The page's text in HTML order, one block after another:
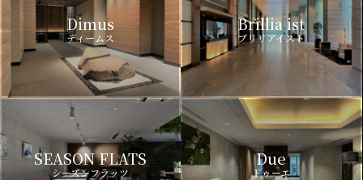
Dimus
ディームス
Brillia ist
ブリリアイスト
SEASON FLATS
シーズンフラッツ
Due
ドゥーエ